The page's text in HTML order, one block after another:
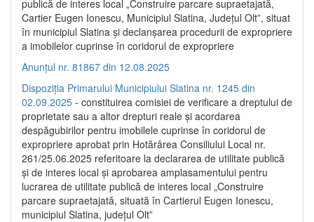
publică de interes local „Construire parcare supraetajată,
Cartier Eugen Ionescu, Municipiul Slatina, Județul Olt”, situat
în municipiul Slatina și declanșarea procedurii de expropriere
a imobilelor cuprinse în coridorul de expropriere
Anunțul nr. 81867 din 12.08.2025
Dispoziția Primarului Municipiului Slatina nr. 1245 din
02.09.2025 - constituirea comisiei de verificare a dreptului de
proprietate sau a altor drepturi reale și acordarea
despăgubirilor pentru imobilele cuprinse în coridorul de
expropriere aprobat prin Hotărârea Consiliului Local nr.
261/25.06.2025 referitoare la declararea de utilitate publică
și de interes local și aprobarea amplasamentului pentru
lucrarea de utilitate publică de interes local „Construire
parcare supraetajată, situată în Cartierul Eugen Ionescu,
municipiul Slatina, județul Olt”